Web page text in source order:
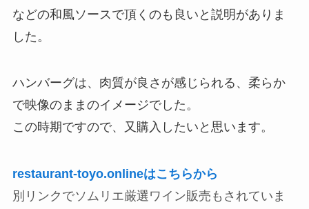
などの和風ソースで頂くのも良いと説明がありま
した。
ハンバーグは、肉質が良さが感じられる、柔らか
で映像のままのイメージでした。
この時期ですので、又購入したいと思います。
restaurant-toyo.onlineはこちらから
別リンクでソムリエ厳選ワイン販売もされていま